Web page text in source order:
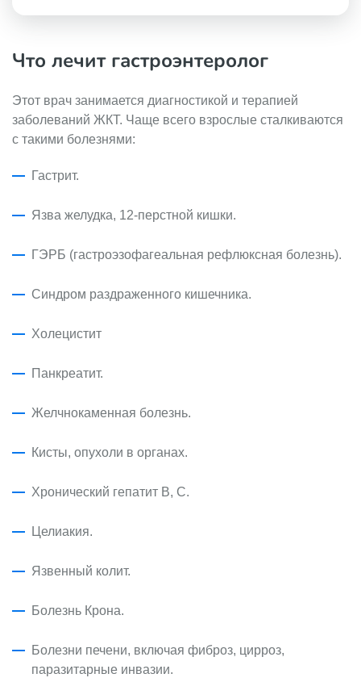
Что лечит гастроэнтеролог
Этот врач занимается диагностикой и терапией
заболеваний ЖКТ. Чаще всего взрослые сталкиваются
с такими болезнями:
Гастрит.
Язва желудка, 12-перстной кишки.
ГЭРБ (гастроэзофагеальная рефлюксная болезнь).
Синдром раздраженного кишечника.
Холецистит
Панкреатит.
Желчнокаменная болезнь.
Кисты, опухоли в органах.
Хронический гепатит В, С.
Целиакия.
Язвенный колит.
Болезнь Крона.
Болезни печени, включая фиброз, цирроз,
паразитарные инвазии.